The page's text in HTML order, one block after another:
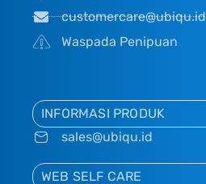
customercare@ubiqu.id
Waspada Penipuan
INFORMASI PRODUK
sales@ubiqu.id
WEB SELF CARE